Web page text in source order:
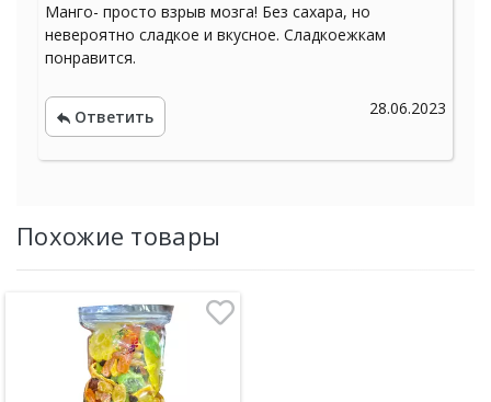
Манго- просто взрыв мозга! Без сахара, но
невероятно сладкое и вкусное. Сладкоежкам
понравится.
28.06.2023
Ответить
Похожие товары